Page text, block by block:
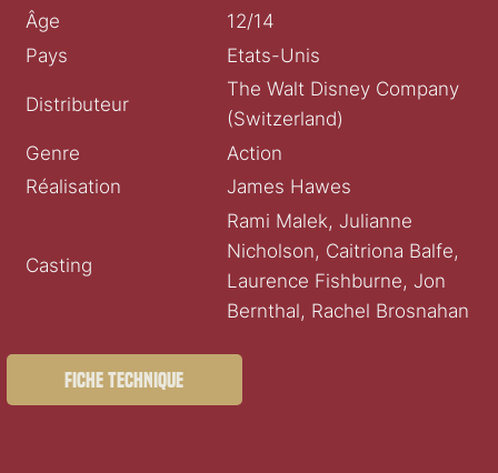
Âge
12/14
Pays
Etats-Unis
Distributeur
The Walt Disney Company
(Switzerland)
Genre
Action
Réalisation
James Hawes
Casting
Rami Malek, Julianne
Nicholson, Caitriona Balfe,
Laurence Fishburne, Jon
Bernthal, Rachel Brosnahan
Fiche technique